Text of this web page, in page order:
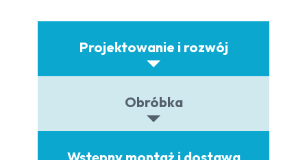
Projektowanie i rozwój
Obróbka